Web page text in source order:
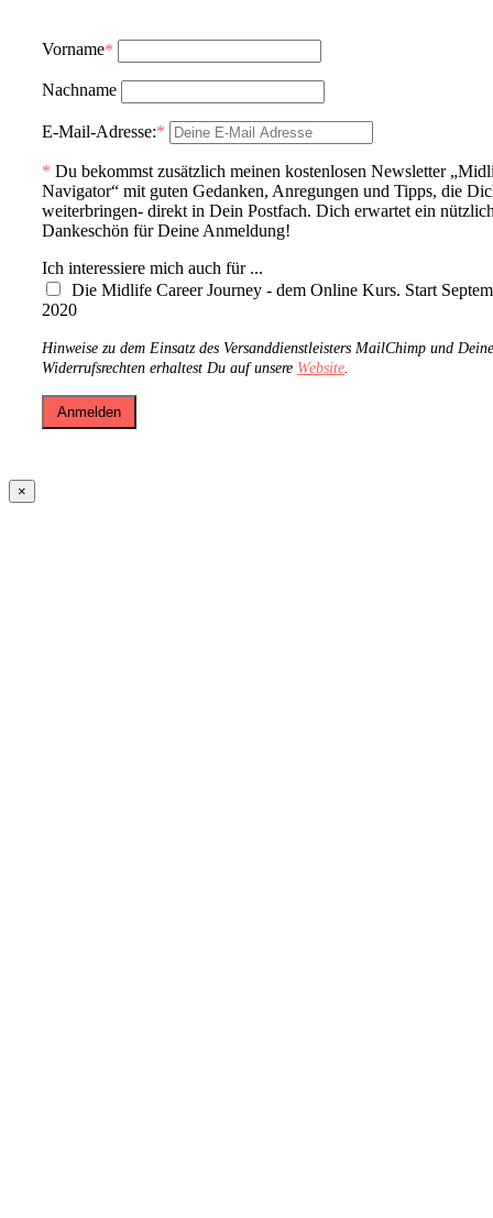
Vorname*
Nachname
E-Mail-Adresse:*
* Du bekommst zusätzlich meinen kostenlosen Newsletter
Navigator“ mit guten Gedanken, Anregungen und Tipps, die
weiterbringen- direkt in Dein Postfach. Dich erwartet ein
Dankeschön für Deine Anmeldung!
Ich interessiere mich auch für ...
Die Midlife Career Journey - dem Online Kurs. Start
2020
Hinweise zu dem Einsatz des Versanddienstleisters MailChimp und
Widerrufsrechten erhaltest Du auf unsere Website
×